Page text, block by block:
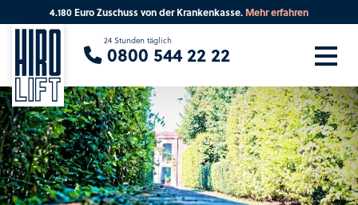
4.180 Euro Zuschuss von der Krankenkasse. Mehr erfahren
24 Stunden täglich
0800 544 22 22
Sie suchen eine Beratung vor Ort?
Ihre PLZ Beratung